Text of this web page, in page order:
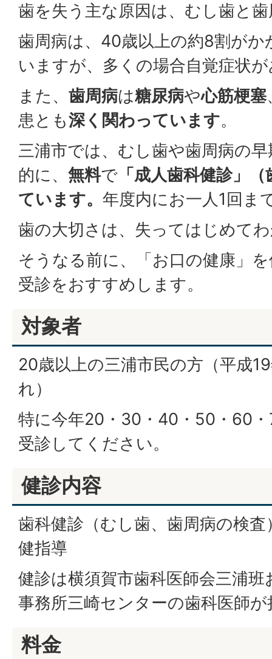
歯を失う主な原因は、むし歯と
歯周病は、40歳以上の約8割が
いますが、多くの場合自覚症状
また、 歯周病は糖尿病や心筋梗塞
患とも深く関わっています。
三浦市では、むし歯や歯周病の
的に、 無料で 「成人歯科健診」
ています。 年度内にお一人1回ま
歯の大切さは、失ってはじめて
そうなる前に、「お口の健康」
受診をおすすめします。
対象者
20歳以上の三浦市民の方（平成
れ）
特に今年20・30・40・50・60
受診してください。
健診内容
歯科健診（むし歯、歯周病の検
健指導
健診は横須賀市歯科医師会三浦
事務所三崎センターの歯科医師
料金